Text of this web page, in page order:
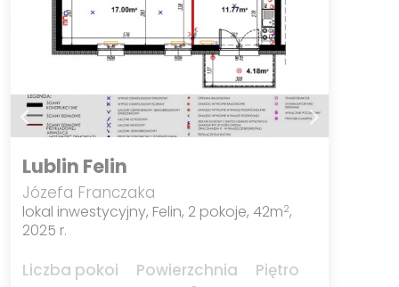
Lublin Felin
Józefa Franczaka
lokal inwestycyjny, Felin, 2 pokoje, 42m2,
2025 r.
Liczba pokoi
Powierzchnia
Piętro